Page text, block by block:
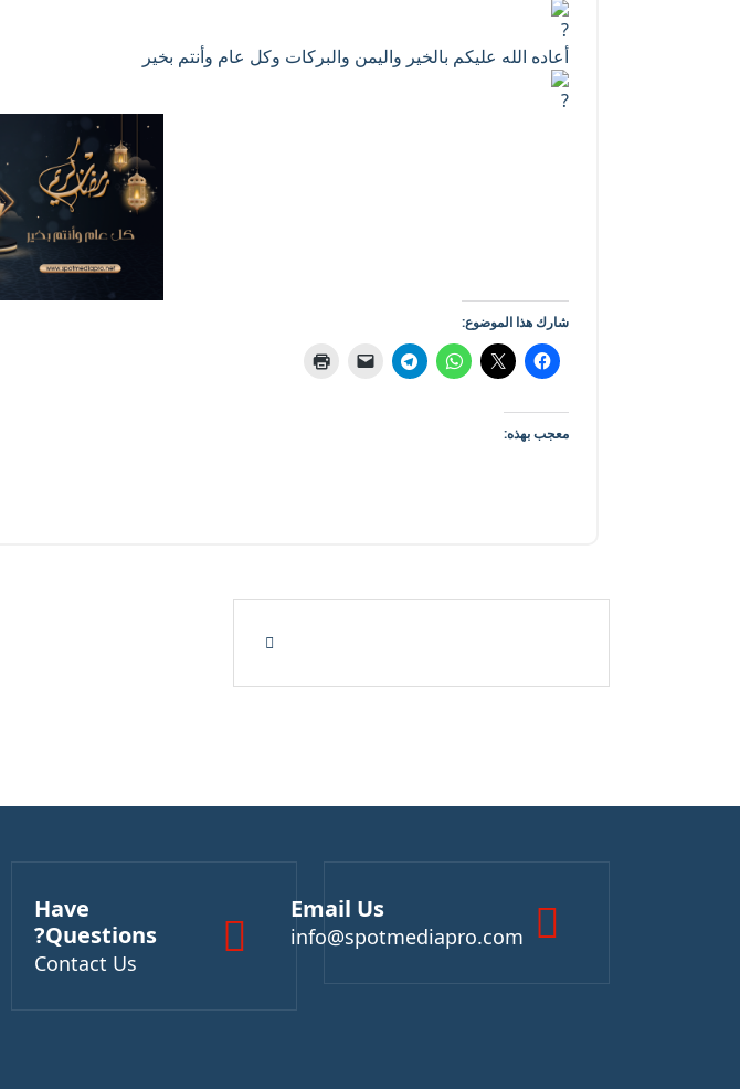
أعاده الله عليكم بالخير واليمن والبركات وكل عام وأنتم بخير
شارك هذا الموضوع:
معجب بهذه:
Email Us
info@spotmediapro.com
Have
Questions?
Contact Us